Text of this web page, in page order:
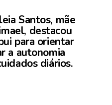
Santos, mãe
destacou
para orientar
a autonomia
diários.